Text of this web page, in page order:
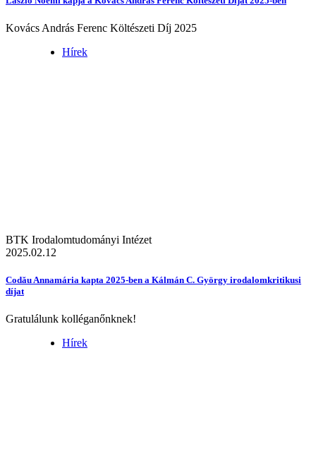
Kovács András Ferenc Költészeti Díj 2025
Hírek
BTK Irodalomtudományi Intézet
2025.02.12
Codău Annamária kapta 2025-ben a Kálmán C. György irodalomkritikusi
díjat
Gratulálunk kolléganőnknek!
Hírek